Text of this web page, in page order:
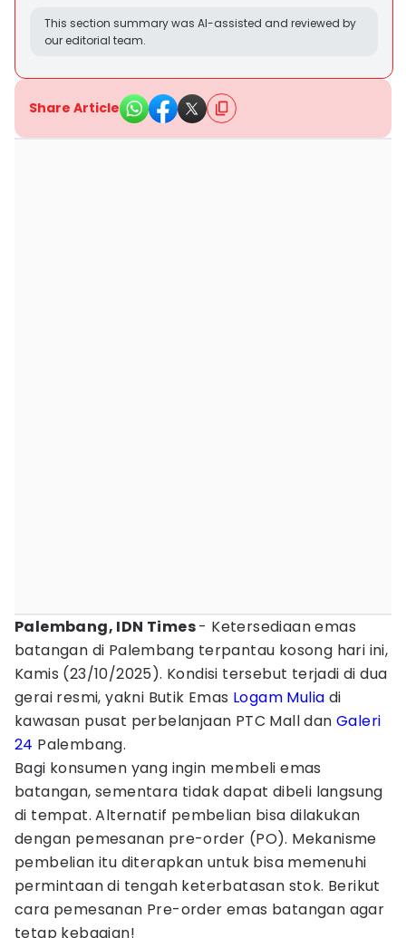
This section summary was AI-assisted and reviewed by
our editorial team.
Share Article
Palembang, IDN Times- Ketersediaan emas
batangan di Palembang terpantau kosong hari ini,
Kamis (23/10/2025). Kondisi tersebut terjadi di dua
gerai resmi, yakni Butik Emas Logam Mulia di
kawasan pusat perbelanjaan PTC Mall dan Galeri
24 Palembang.
Bagi konsumen yang ingin membeli emas
batangan, sementara tidak dapat dibeli langsung
di tempat. Alternatif pembelian bisa dilakukan
dengan pemesanan pre-order (PO). Mekanisme
pembelian itu diterapkan untuk bisa memenuhi
permintaan di tengah keterbatasan stok. Berikut
cara pemesanan Pre-order emas batangan agar
tetap kebagian!